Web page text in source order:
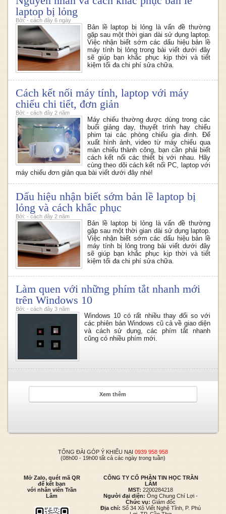
laptop bị lỏng
Bởi: - cách đây 6 ngày
Bản lề laptop bị lỏng là vấn đề thường
gặp sau một thời gian dài sử dụng laptop.
Việc nhận biết sớm các dấu hiệu bản lề
máy tính bị lỏng trong bài viết dưới đây
sẽ giúp bạn khắc phục kịp thời và tiết
kiệm tối đa chi phí sửa chữa.
Cách kết nối máy tính, laptop với máy
chiếu chi tiết, đơn giản
Bởi: - cách đây 2 năm
Máy chiếu thường được dùng trong các
buổi giảng dạy, thuyết trình hay chiếu
phim tại các phòng chiếu gia đình. Để
xuất hình ảnh, video từ máy chiếu qua
màn chiếu thành công, bạn cần phải biết
cách kết nối các thiết bị với nhau. Hãy
cùng theo dõi cách kết nối PC, laptop với
máy chiếu đơn giản qua bài viết dưới đây nhé!
Dấu hiệu nhận biết sớm bản lề laptop bị
lỏng và cách khắc phục
Bởi: - cách đây 2 năm
Bản lề laptop bị lỏng là vấn đề thường
gặp sau một thời gian dài sử dụng laptop.
Việc nhận biết sớm các dấu hiệu bản lề
máy tính bị lỏng trong bài viết dưới đây
sẽ giúp bạn khắc phục kịp thời và tiết
kiệm tối đa chi phí sửa chữa.
Làm quen với những phím tắt nhanh mới
trên Windows 10
Bởi: - cách đây 3 năm
Windows 10 có rất nhiều thay đổi so với
các phiên bản Windows cũ cả về giao diện
và cách sử dụng, các phím tắt nhanh
cũng có nhiều phím mới.
Xem thêm
TỔNG ĐÀI GÓP Ý KHIẾU NẠI 0939 958 958
(08h00 - 19h00 tất cả các ngày trong tuần)
Mở Zalo, quét mã QR
để kết bạn
với nhân viên Trần
Lâm
CÔNG TY CỔ PHẦN TIN HỌC TRẦN
LÂM
MST: 2200284218
Người đại diện: Ông Chung Chí Lợi -
Chức vụ: Giám đốc
Địa chỉ: Số 34 Xô Viết Nghệ Tĩnh, P. Phú